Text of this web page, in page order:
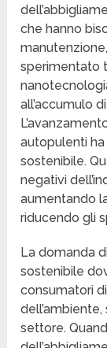
che hanno
sperimentato
all’accumulo
autopulenti
sostenibile.
negativi
aumentando
riducendo gli
La domanda
sostenibile
consumatori
settore.